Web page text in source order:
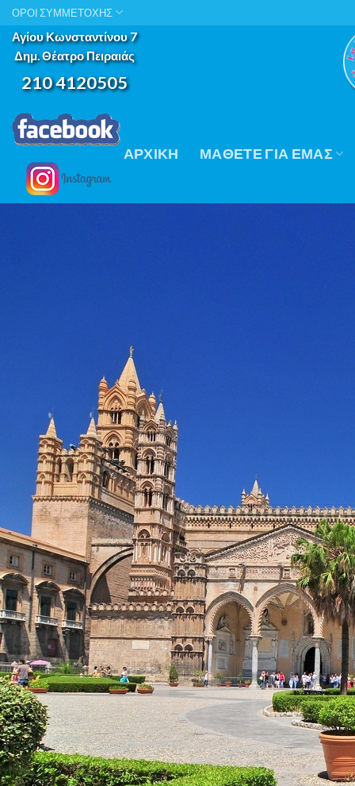
Skip
to
content
ΟΡΟΙ ΣΥΜΜΕΤΟΧΗΣ
Αγίου Κωνσταντίνου 7
Δημ. Θέατρο Πειραιάς
210 4120505
ΑΡΧΙΚΉ ΜΆΘΕΤΕ ΓΙΑ ΕΜΆΣ